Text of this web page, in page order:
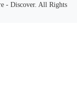
- Discover. All Rights